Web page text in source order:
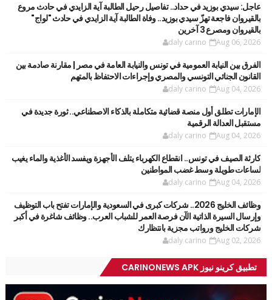
عاجل: سيدي بوزيد في حداد.. تفاصيل رحيل الطالبة آية الزايدي في حادث مروع
بالقيروان فاجعة تهزّ سيدي بوزيد.. وفاة الطالبة آية الزايدي في حادث "لواج"
بالقيروان ومصرع 3 آخرين
daly carino Aug 06, 2026
الفرق بين النيابة العمومية في تونس والنيابة العامة في مصر | مقارنة صادمة بين
القانون الجنائي التونسي والمصري وإجراءات الاحتفاظ بالمتهم
daly carino Aug 04, 2026
الإمارات تطلق أول منصة قضائية متكاملة بالذكاء الاصطناعي.. ثورة جديدة في
مستقبل العدالة الرقمية
daly carino Aug 04, 2026
كارثة الصيف في تونس.. انقطاع الكهرباء يتلف الأجهزة ويفسد الأغذية والماء يغيب
لساعات طويلة وسط غضب المواطنين
daly carino Aug 04, 2026
وظائف الخليج 2026.. شركات كبرى في السعودية والإمارات تفتح باب التوظيف
وإرسال السيرة الذاتية الآن فرصة العمر للشباب العرب.. وظائف شاغرة في أكبر
شركات الخليج ورواتب مجزية بانتظارك
daly carino Aug 02, 2026
تطبيق كرينو نيوز CARINONEWS APK